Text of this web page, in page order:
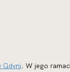
Gdyni. W jego